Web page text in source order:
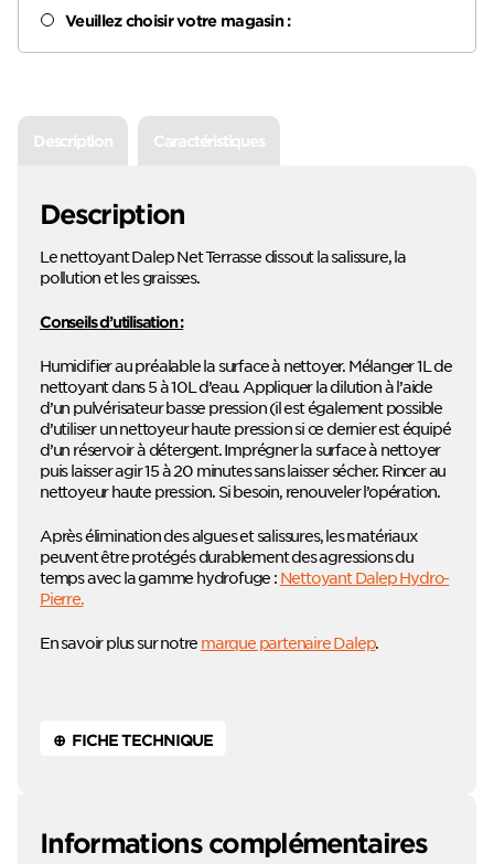
Veuillez choisir votre magasin :
Description Caractéristiques
Description
Le nettoyant Dalep Net Terrasse dissout la salissure, la
pollution et les graisses.
Conseils d’utilisation :
Humidifier au préalable la surface à nettoyer. Mélanger 1L de
nettoyant dans 5 à 10L d’eau. Appliquer la dilution à l’aide
d’un pulvérisateur basse pression (il est également possible
d’utiliser un nettoyeur haute pression si ce dernier est équipé
d’un réservoir à détergent. Imprégner la surface à nettoyer
puis laisser agir 15 à 20 minutes sans laisser sécher. Rincer au
nettoyeur haute pression. Si besoin, renouveler l’opération.
Après élimination des algues et salissures, les matériaux
peuvent être protégés durablement des agressions du
temps avec la gamme hydrofuge : Nettoyant Dalep Hydro-
Pierre.
En savoir plus sur notre marque partenaire Dalep.
⊕ FICHE TECHNIQUE
Informations complémentaires